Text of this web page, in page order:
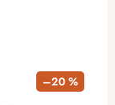
–20 %